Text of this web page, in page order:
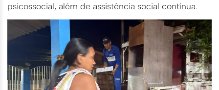
psicossocial, além de assistência social contínua.